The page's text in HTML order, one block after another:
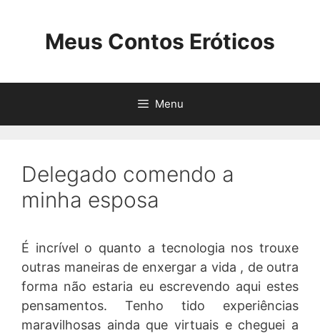
Meus Contos Eróticos
Menu
Delegado comendo a
minha esposa
É incrível o quanto a tecnologia nos trouxe
outras maneiras de enxergar a vida , de outra
forma não estaria eu escrevendo aqui estes
pensamentos. Tenho tido experiências
maravilhosas ainda que virtuais e cheguei a